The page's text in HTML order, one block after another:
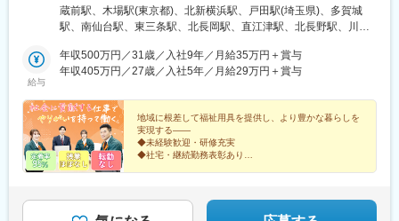
シルバーサポート戸田店【宮城県】シルバーサポート仙台店シル
バーサポート仙台南店【新潟県】シルバーサポート三条店シルバ
ポート長野店【三重県】シルバーサポート三重中央店※受動喫煙対
策：敷地内喫煙可能場所あり（拠点に応じて変更あり）
蔵前駅、木場駅(東京都)、北新横浜駅、戸田駅(埼玉県)、多賀城
駅、南仙台駅、東三条駅、北長岡駅、直江津駅、北長野駅、川原
給与
年収500万円／31歳／入社9年／月給35万円＋賞与
年収405万円／27歳／入社5年／月給29万円＋賞与
地域に根差して福祉用具を提供し、より豊かな暮らしを
実現する――
◆未経験歓迎・研修充実
◆社宅・継続勤務表彰あり
◆17時半定時・残業ほぼなし